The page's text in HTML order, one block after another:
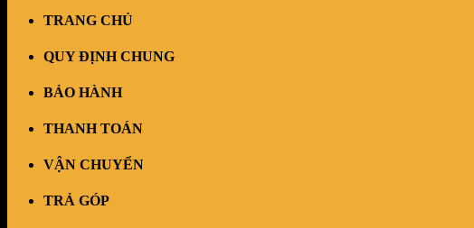
TRANG CHỦ
QUY ĐỊNH CHUNG
BẢO HÀNH
THANH TOÁN
VẬN CHUYỂN
TRẢ GÓP